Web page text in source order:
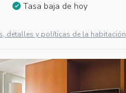
Tasa baja de hoy
detalles y políticas de la habitación